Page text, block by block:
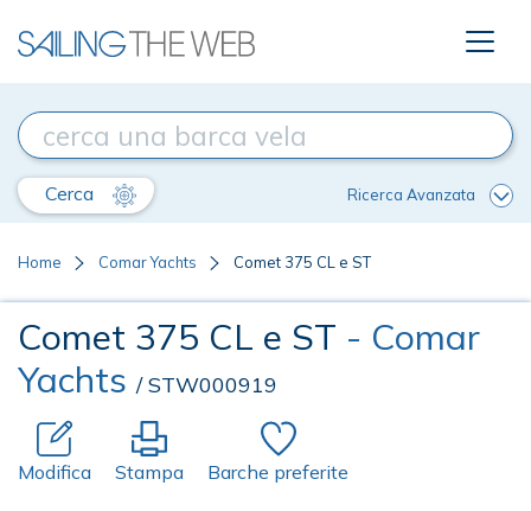
Cerca Ricerca Avanzata
Home Comar Yachts Comet 375 CL e ST
Comet 375 CL e ST - Comar
Yachts / STW000919
Modifica Stampa Barche preferite